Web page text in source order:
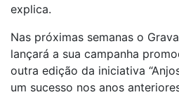
explica.
Nas próximas semanas o
lançará a sua campanha
outra edição da iniciativa
um sucesso nos anos